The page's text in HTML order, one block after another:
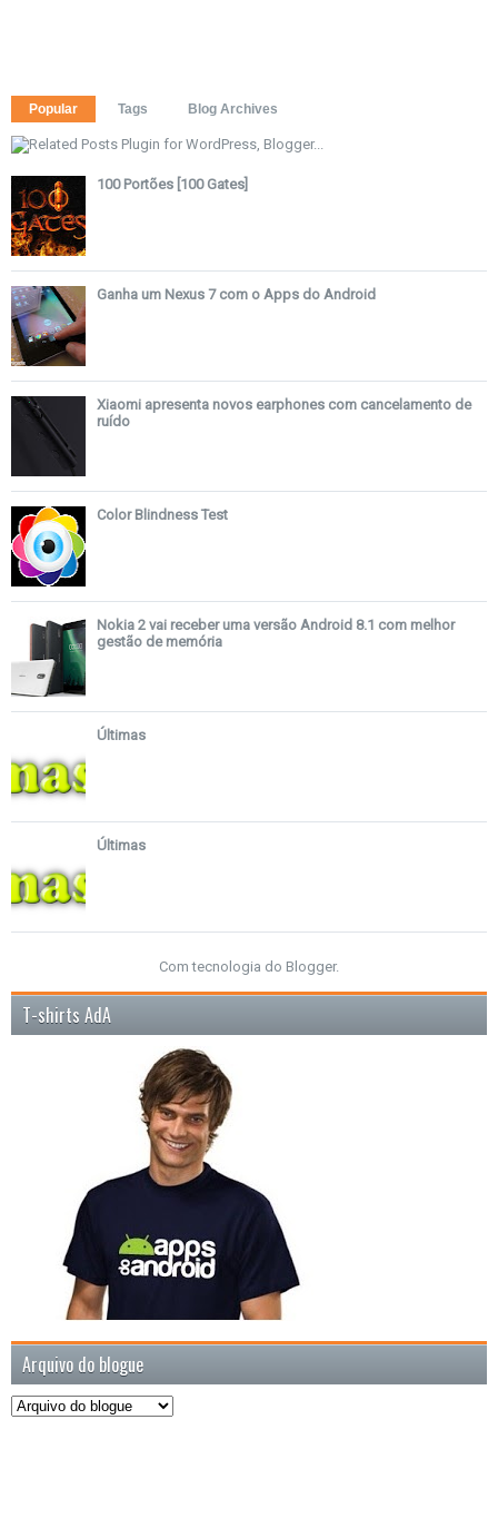
Popular Tags Blog Archives
100 Portões [100 Gates]
Ganha um Nexus 7 com o Apps do Android
Xiaomi apresenta novos earphones com cancelamento de
ruído
Color Blindness Test
Nokia 2 vai receber uma versão Android 8.1 com melhor
gestão de memória
Últimas
Últimas
Com tecnologia do Blogger.
T-shirts AdA
Arquivo do blogue